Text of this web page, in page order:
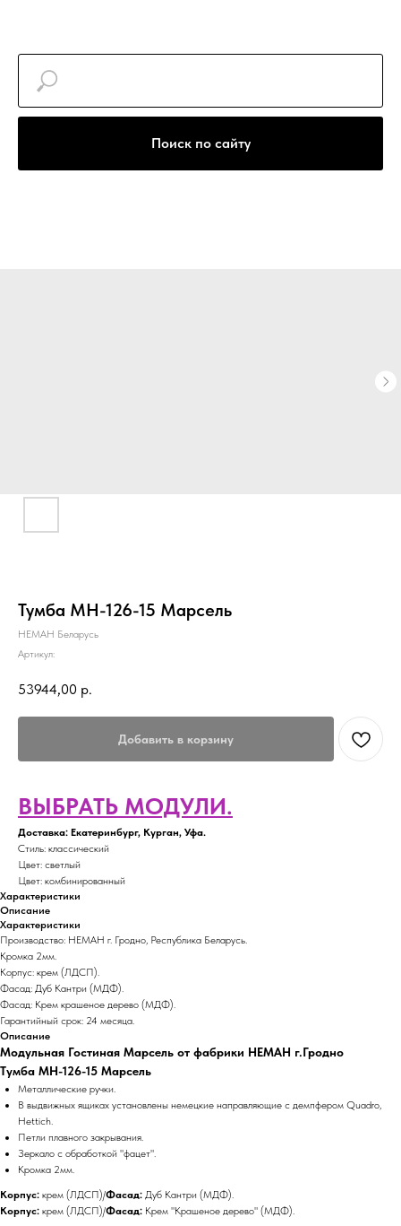
Поиск по сайту
Тумба МН-126-15 Марсель
НЕМАН Беларусь
Артикул:
53944,00 р.
Добавить в корзину
ВЫБРАТЬ МОДУЛИ.
Доставка: Екатеринбург, Курган, Уфа.
Стиль: классический
Цвет: светлый
Цвет: комбинированный
Характеристики
Описание
Характеристики
Производство: НЕМАН г. Гродно, Республика Беларусь.
Кромка 2мм.
Корпус: крем (ЛДСП).
Фасад: Дуб Кантри (МДФ).
Фасад: Крем крашеное дерево (МДФ).
Гарантийный срок: 24 месяца.
Описание
Модульная Гостиная Марсель от фабрики НЕМАН г.Гродно
Тумба МН-126-15 Марсель
Металлические ручки.
В выдвижных ящиках установлены немецкие направляющие с демпфером Quadro,
Hettich.
Петли плавного закрывания.
Зеркало с обработкой "фацет".
Кромка 2мм.
Корпус: крем (ЛДСП)/Фасад: Дуб Кантри (МДФ).
Корпус: крем (ЛДСП)/Фасад: Крем "Крашеное дерево" (МДФ).